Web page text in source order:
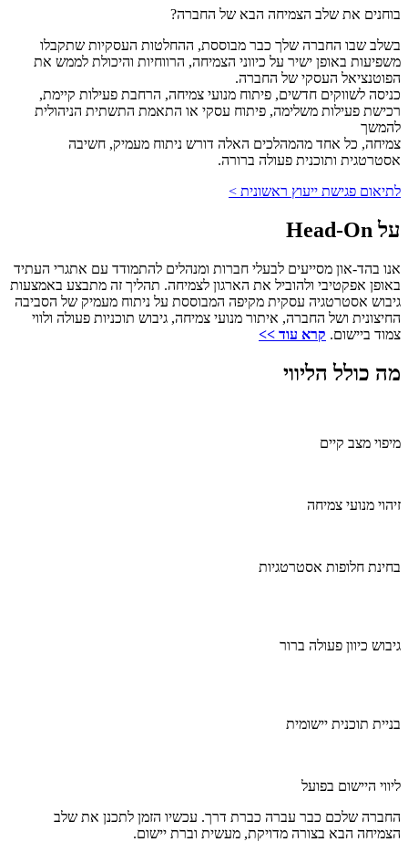
בוחנים את שלב הצמיחה הבא של החברה?
בשלב שבו החברה שלך כבר מבוססת, ההחלטות העסקיות שתקבלו
משפיעות באופן ישיר על כיווני הצמיחה, הרווחיות והיכולת לממש את
הפוטנציאל העסקי של החברה.
כניסה לשווקים חדשים, פיתוח מנועי צמיחה, הרחבת פעילות קיימת,
רכישת פעילות משלימה, פיתוח עסקי או התאמת התשתית הניהולית
להמשך
צמיחה, כל אחד מהמהלכים האלה דורש ניתוח מעמיק, חשיבה
אסטרטגית ותוכנית פעולה ברורה.
לתיאום פגישת ייעוץ ראשונית >
על Head-On
אנו בהד-און מסייעים לבעלי חברות ומנהלים להתמודד עם אתגרי העתיד
באופן אפקטיבי ולהוביל את הארגון לצמיחה. תהליך זה מתבצע באמצעות
גיבוש אסטרטגיה עסקית מקיפה המבוססת על ניתוח מעמיק של הסביבה
החיצונית ושל החברה, איתור מנועי צמיחה, גיבוש תוכניות פעולה ולווי
צמוד ביישום. קרא עוד >>
מה כולל הליווי
מיפוי מצב קיים
זיהוי מנועי צמיחה
בחינת חלופות אסטרטגיות
גיבוש כיוון פעולה ברור
בניית תוכנית יישומית
ליווי היישום בפועל
החברה שלכם כבר עברה כברת דרך. עכשיו הזמן לתכנן את שלב
הצמיחה הבא בצורה מדויקת, מעשית וברת יישום.